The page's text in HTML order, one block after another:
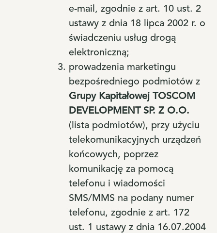
e-mail, zgodnie z art. 10 ust. 2
ustawy z dnia 18 lipca 2002 r. o
świadczeniu usług drogą
elektroniczną;
prowadzenia marketingu
bezpośredniego podmiotów z
Grupy Kapitałowej TOSCOM
DEVELOPMENT SP. Z O.O.
(lista podmiotów), przy użyciu
telekomunikacyjnych urządzeń
końcowych, poprzez
komunikację za pomocą
telefonu i wiadomości
SMS/MMS na podany numer
telefonu, zgodnie z art. 172
ust. 1 ustawy z dnia 16.07.2004